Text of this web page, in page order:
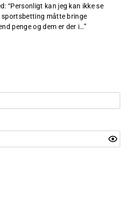
: “Personligt kan jeg kan ikke se
måtte bringe
penge og dem er der i…”